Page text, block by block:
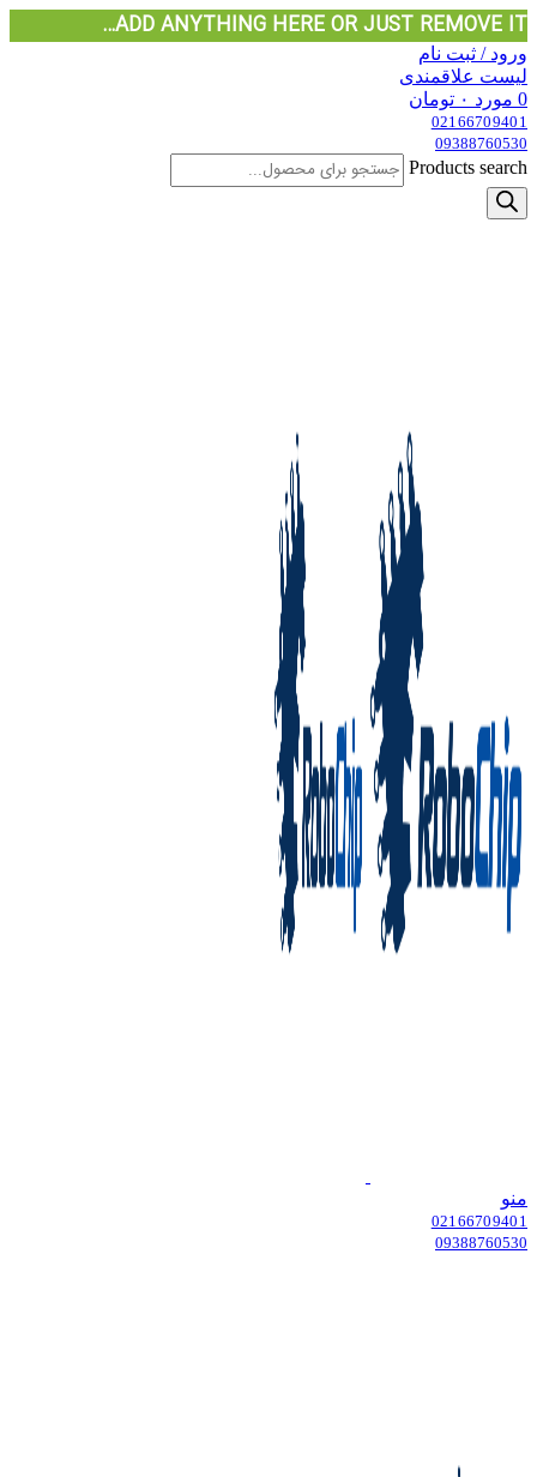
ADD ANYTHING HERE OR JUST REMOVE IT…
ورود / ثبت نام
لیست علاقمندی
0 مورد ۰ تومان
02166709401
09388760530
Products search
منو
02166709401
09388760530